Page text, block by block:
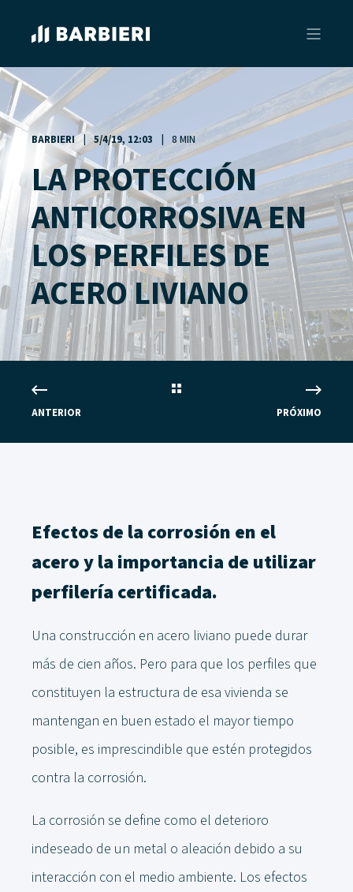
BARBIERI 5/4/19, 12:03 8 MIN
LA PROTECCIÓN
ANTICORROSIVA EN
LOS PERFILES DE
ACERO LIVIANO
ANTERIOR PRÓXIMO
Efectos de la corrosión en el
acero y la importancia de utilizar
perfilería certificada.
Una construcción en acero liviano puede durar
más de cien años. Pero para que los perfiles que
constituyen la estructura de esa vivienda se
mantengan en buen estado el mayor tiempo
posible, es imprescindible que estén protegidos
contra la corrosión.
La corrosión se define como el deterioro
indeseado de un metal o aleación debido a su
interacción con el medio ambiente. Los efectos